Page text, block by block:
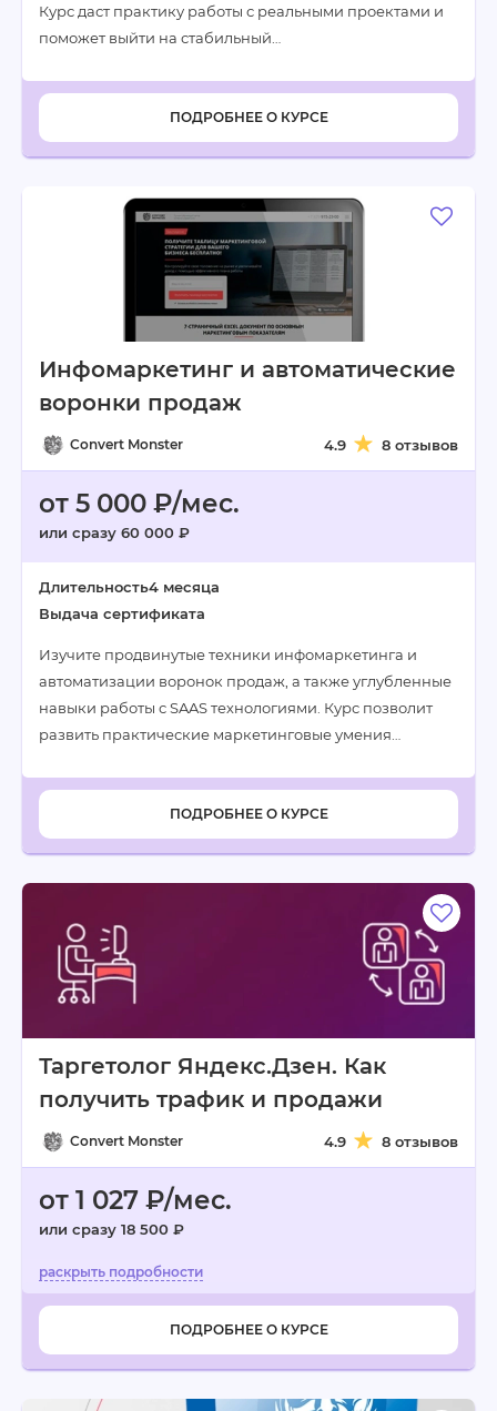
Курс даст практику работы с реальными проектами и
поможет выйти на стабильный…
ПОДРОБНЕЕ О КУРСЕ
Инфомаркетинг и автоматические
воронки продаж
Convert Monster 4.9 8 отзывов
от 5 000 ₽/мес.
или сразу 60 000 ₽
Длительность4 месяца
Выдача сертификата
Изучите продвинутые техники инфомаркетинга и
автоматизации воронок продаж, а также углубленные
навыки работы с SAAS технологиями. Курс позволит
развить практические маркетинговые умения…
ПОДРОБНЕЕ О КУРСЕ
Таргетолог Яндекс.Дзен. Как
получить трафик и продажи
Convert Monster 4.9 8 отзывов
от 1 027 ₽/мес.
или сразу 18 500 ₽
ПОДРОБНЕЕ О КУРСЕ